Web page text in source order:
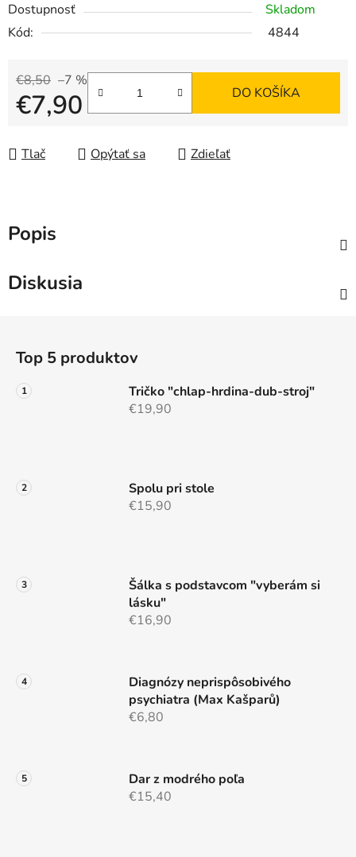
Dostupnosť
Skladom
Kód:
4844
€8,50 –7 %
€7,90 DO KOŠÍKA
Tlač Opýtať sa Zdieľať
Popis
Diskusia
Top 5 produktov
Tričko "chlap-hrdina-dub-stroj"
€19,90
Spolu pri stole
€15,90
Šálka s podstavcom "vyberám si
lásku"
€16,90
Diagnózy neprispôsobivého
psychiatra (Max Kašparů)
€6,80
Dar z modrého poľa
€15,40